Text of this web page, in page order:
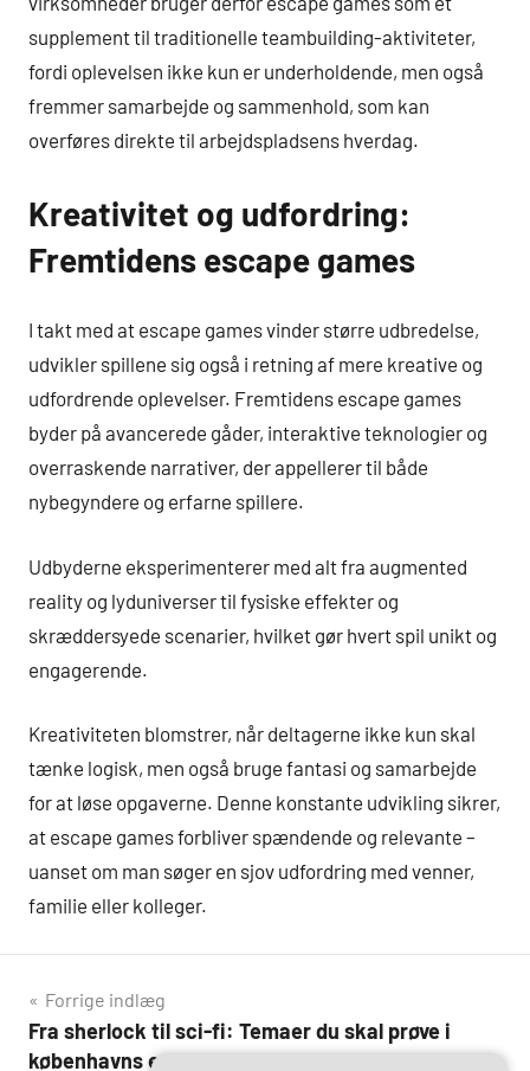
supplement til traditionelle teambuilding-aktiviteter,
fordi oplevelsen ikke kun er underholdende, men også
fremmer samarbejde og sammenhold, som kan
overføres direkte til arbejdspladsens hverdag.
Kreativitet og udfordring:
Fremtidens escape games
I takt med at escape games vinder større udbredelse,
udvikler spillene sig også i retning af mere kreative og
udfordrende oplevelser. Fremtidens escape games
byder på avancerede gåder, interaktive teknologier og
overraskende narrativer, der appellerer til både
nybegyndere og erfarne spillere.
Udbyderne eksperimenterer med alt fra augmented
reality og lyduniverser til fysiske effekter og
skræddersyede scenarier, hvilket gør hvert spil unikt og
engagerende.
Kreativiteten blomstrer, når deltagerne ikke kun skal
tænke logisk, men også bruge fantasi og samarbejde
for at løse opgaverne. Denne konstante udvikling sikrer,
at escape games forbliver spændende og relevante –
uanset om man søger en sjov udfordring med venner,
familie eller kolleger.
Indlægsnavigation
Forrige indlæg
Fra sherlock til sci-fi: Temaer du skal prøve i
københavns escape rooms